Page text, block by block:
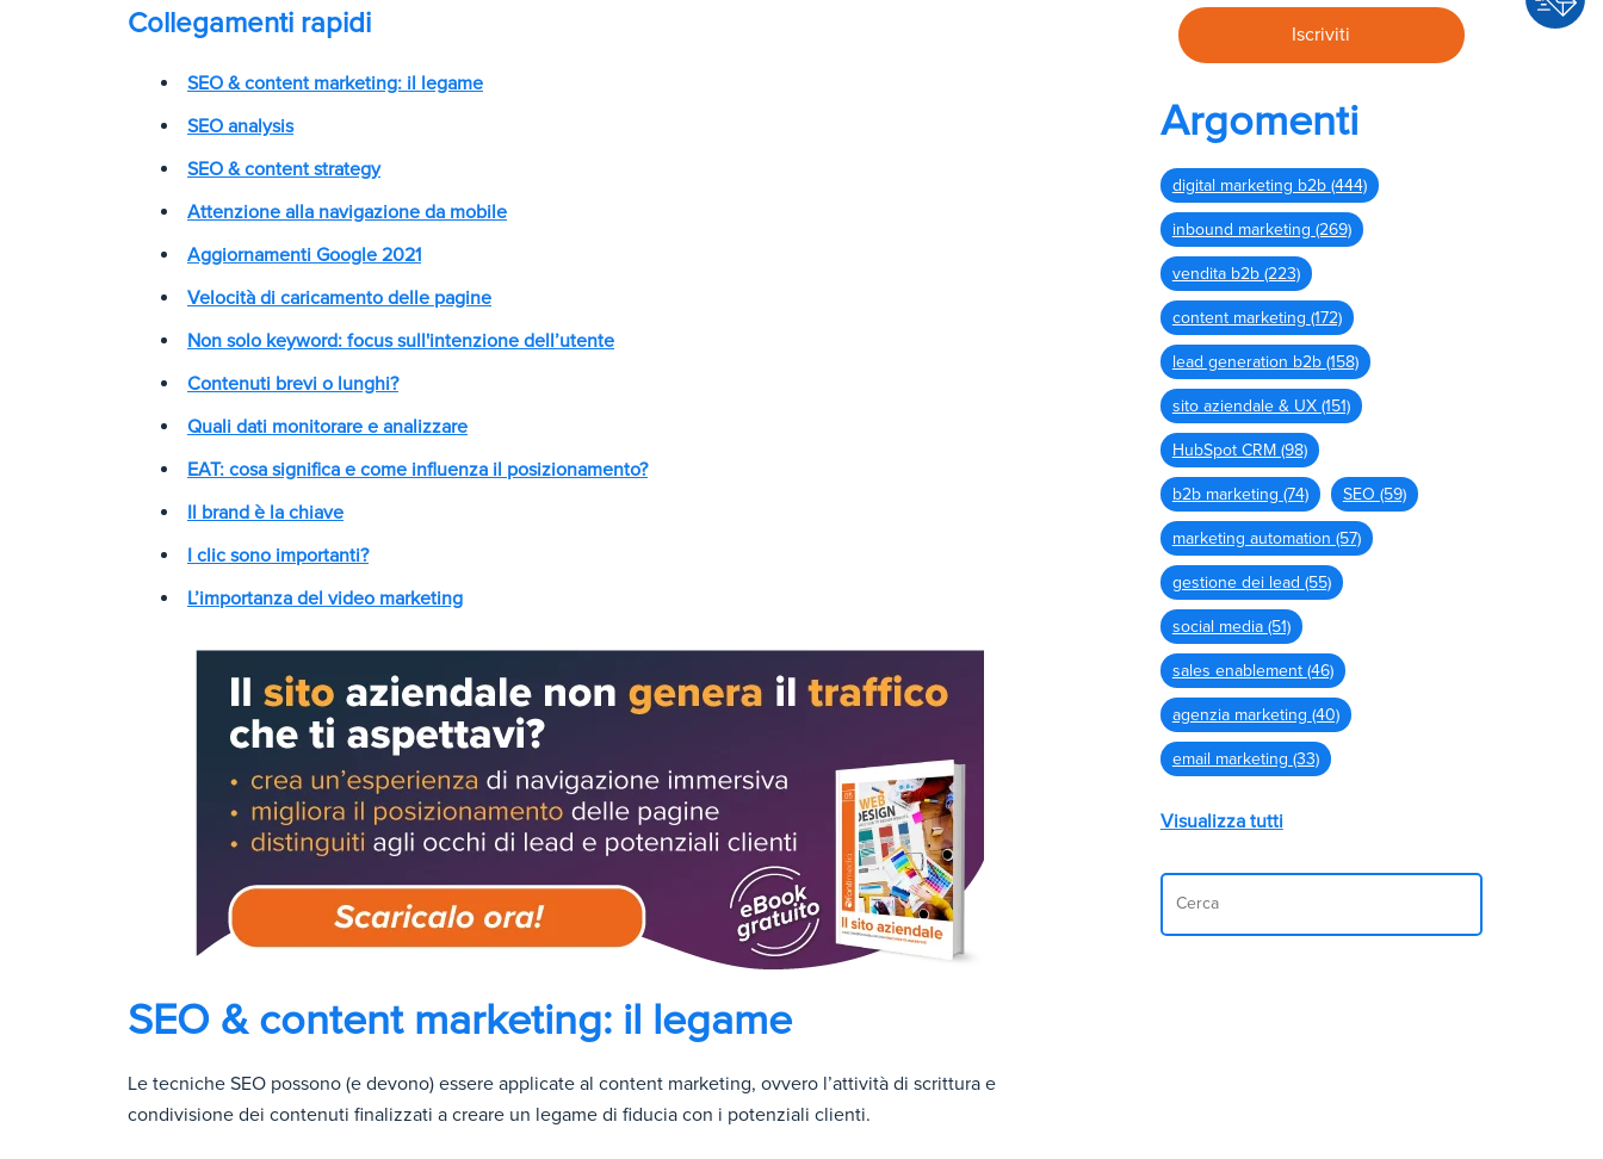
o
Collegamenti rapidi
SEO & content marketing: il legame
SEO analysis
SEO & content strategy
Attenzione alla navigazione da mobile
Aggiornamenti Google 2021
Velocità di caricamento delle pagine
Non solo keyword: focus sull'intenzione dell’utente
Contenuti brevi o lunghi?
Quali dati monitorare e analizzare
EAT: cosa significa e come influenza il posizionamento?
Il brand è la chiave
I clic sono importanti?
L’importanza del video marketing
SEO & content marketing: il legame
Le tecniche SEO possono (e devono) essere applicate al content marketing, ovvero l’attività di scrittura e
condivisione dei contenuti finalizzati a creare un legame di fiducia con i potenziali clienti.
Argomenti
digital marketing b2b (444)
inbound marketing (269)
vendita b2b (223)
content marketing (172)
lead generation b2b (158)
sito aziendale & UX (151)
HubSpot CRM (98)
b2b marketing (74) SEO (59)
marketing automation (57)
gestione dei lead (55)
social media (51)
sales enablement (46)
agenzia marketing (40)
email marketing (33)
Visualizza tutti